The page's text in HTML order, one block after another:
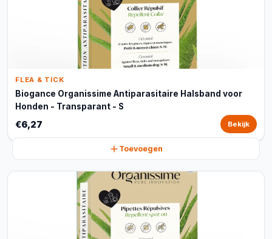
FLEA & TICK
Biogance Organissime Antiparasitaire Halsband voor
Honden - Transparant - S
€6,27 Bekijk
Toevoegen